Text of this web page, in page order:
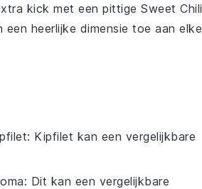
kick met een pittige Sweet Chili
een heerlijke dimensie toe aan elke
: Kipfilet kan een vergelijkbare
: Dit kan een vergelijkbare